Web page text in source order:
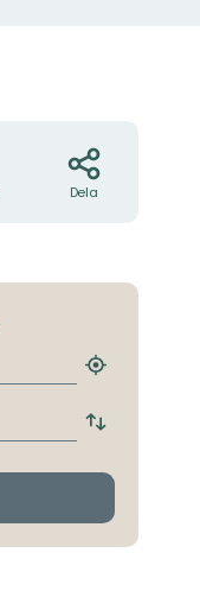
Dela
Hitta
hållplats
Byt
och